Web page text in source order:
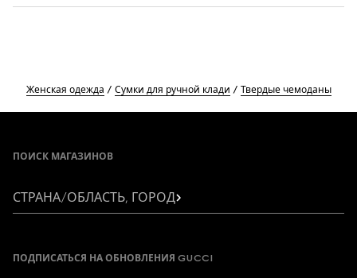
Женская одежда Сумки для ручной клади Твердые чемоданы
ПОИСК МАГАЗИНОВ
СТРАНА/ОБЛАСТЬ, ГОРОД
ПОДПИСАТЬСЯ НА ОБНОВЛЕНИЯ GUCCI